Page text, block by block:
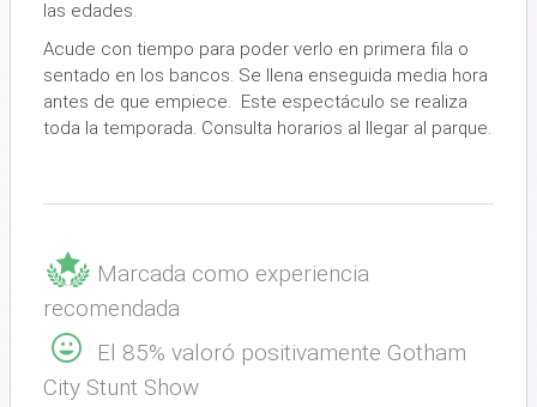
las edades.
Acude con tiempo para poder verlo en primera fila o
sentado en los bancos. Se llena enseguida media hora
antes de que empiece. Este espectáculo se realiza
toda la temporada. Consulta horarios al llegar al parque.
Marcada como experiencia
recomendada
El 85% valoró positivamente Gotham
City Stunt Show